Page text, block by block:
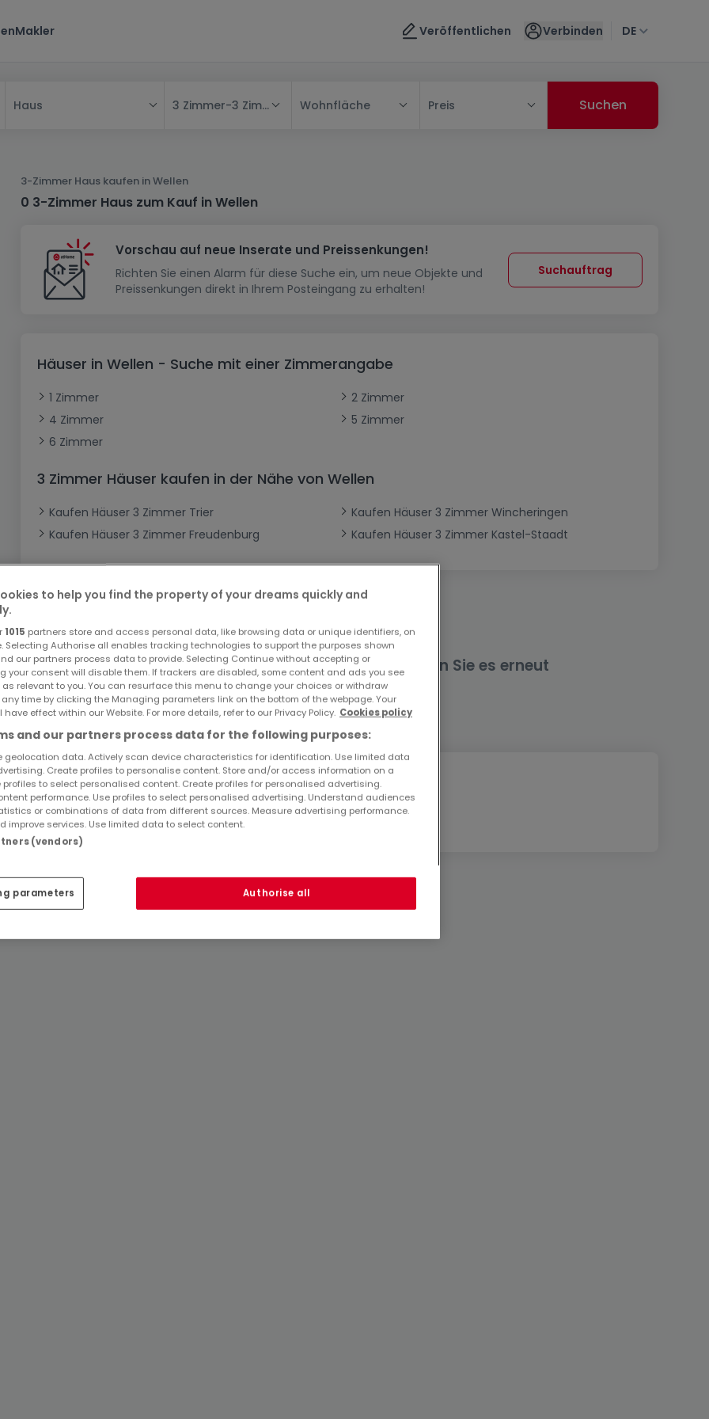
Makler Veröffentlichen Verbinden DE
Haus
Haus
Reihenhaus
Doppelhaushälfte
Schloss
Hof
Bauernhaus
Landhaus
Bungalow
Ferienunterkunft
Wohnung
Schlafzimmer
1-Zimmer-Apartment
Dreigeschossige Wohnung
Loft
Dachgeschoss
Erdgeschoss
Wohnanlage
Wohnsiedlung
Haus bauen
Musterhaus
Renditeobjekt
Kein Bauland
Gewerbliches Grundstück
Garage - Parkplatz
Carport
Garage
Büro
Büro
Gewerbe
Ladenfläche
Geschäft
Restaurant
Lagerfläche
3 Zimmer- 3 Zimmer Wohnfläche Preis
3-Zimmer Haus kaufen in Wellen
0 3-Zimmer Haus zum Kauf in Wellen
Vorschau auf neue Inserate und Preissenkungen!
Richten Sie einen Alarm für diese Suche ein, um neue Objekte und
Preissenkungen direkt in Ihrem Posteingang zu erhalten!
Suchauftrag
Häuser in Wellen - Suche mit einer Zimmerangabe
1 Zimmer
2 Zimmer
4 Zimmer
5 Zimmer
6 Zimmer
3 Zimmer Häuser kaufen in der Nähe von Wellen
Kaufen Häuser 3 Zimmer Trier
Kaufen Häuser 3 Zimmer Wincheringen
Kaufen Häuser 3 Zimmer Freudenburg
Kaufen Häuser 3 Zimmer Kastel-Staadt
Bitte ändern Sie Ihre Suche und versuchen Sie es erneut
Top Suchaufträge
Immobilienanbieter in Wellen
to help you find the property of your dreams quickly and
1015 partners store and access personal data, like browsing data or unique identifiers, on
Selecting Authorise all enables tracking technologies to support the purposes shown
our partners process data to provide. Selecting Continue without accepting or
your consent will disable them. If trackers are disabled, some content and ads you see
as relevant to you. You can resurface this menu to change your choices or withdraw
time by clicking the Managing parameters link on the bottom of the webpage. Your
have effect within our Website. For more details, refer to our Privacy Policy. Cookies policy
and our partners process data for the following purposes:
geolocation data. Actively scan device characteristics for identification. Use limited data
Create profiles to personalise content. Store and/or access information on a
profiles to select personalised content. Create profiles for personalised advertising.
performance. Use profiles to select personalised advertising. Understand audiences
or combinations of data from different sources. Measure advertising performance.
improve services. Use limited data to select content.
(vendors)
parameters Authorise all